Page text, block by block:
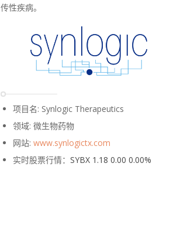
传性疾病。
项目名: Synlogic Therapeutics
领域: 微生物药物
网站: www.synlogictx.com
实时股票行情： SYBX 1.18 0.00 0.00%